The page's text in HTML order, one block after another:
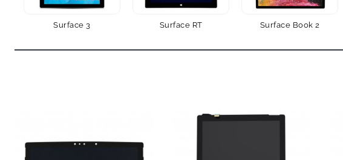
Surface 3 Surface RT Surface Book 2